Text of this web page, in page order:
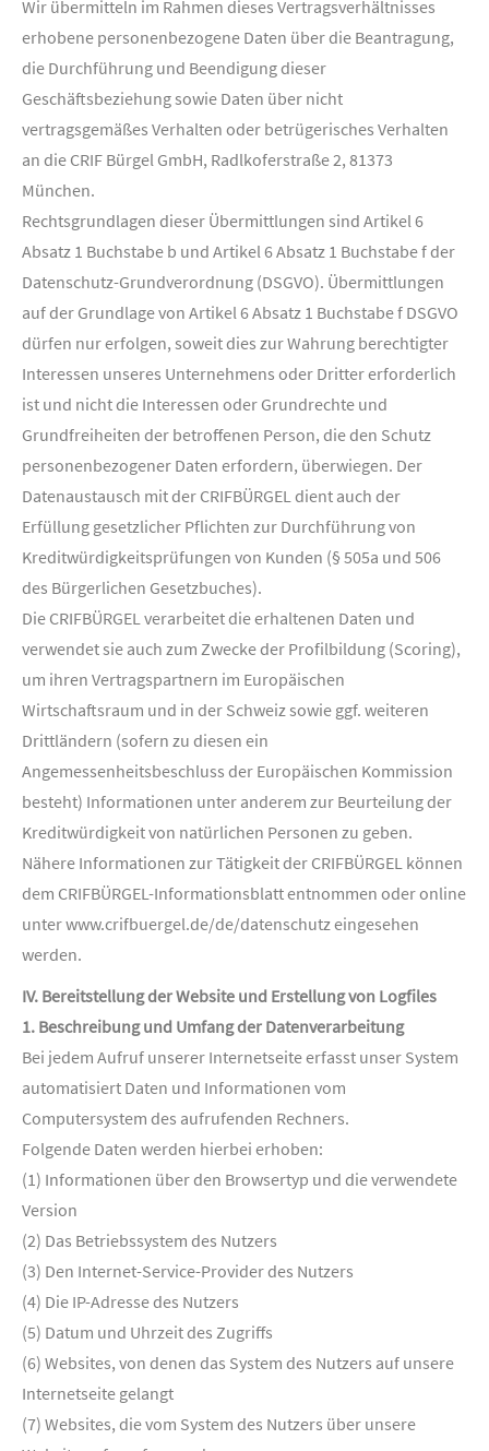
Wir übermitteln im Rahmen dieses Vertragsverhältnisses
erhobene personenbezogene Daten über die Beantragung,
die Durchführung und Beendigung dieser
Geschäftsbeziehung sowie Daten über nicht
vertragsgemäßes Verhalten oder betrügerisches Verhalten
an die CRIF Bürgel GmbH, Radlkoferstraße 2, 81373
München.
Rechtsgrundlagen dieser Übermittlungen sind Artikel 6
Absatz 1 Buchstabe b und Artikel 6 Absatz 1 Buchstabe f der
Datenschutz-Grundverordnung (DSGVO). Übermittlungen
auf der Grundlage von Artikel 6 Absatz 1 Buchstabe f DSGVO
dürfen nur erfolgen, soweit dies zur Wahrung berechtigter
Interessen unseres Unternehmens oder Dritter erforderlich
ist und nicht die Interessen oder Grundrechte und
Grundfreiheiten der betroffenen Person, die den Schutz
personenbezogener Daten erfordern, überwiegen. Der
Datenaustausch mit der CRIFBÜRGEL dient auch der
Erfüllung gesetzlicher Pflichten zur Durchführung von
Kreditwürdigkeitsprüfungen von Kunden (§ 505a und 506
des Bürgerlichen Gesetzbuches).
Die CRIFBÜRGEL verarbeitet die erhaltenen Daten und
verwendet sie auch zum Zwecke der Profilbildung (Scoring),
um ihren Vertragspartnern im Europäischen
Wirtschaftsraum und in der Schweiz sowie ggf. weiteren
Drittländern (sofern zu diesen ein
Angemessenheitsbeschluss der Europäischen Kommission
besteht) Informationen unter anderem zur Beurteilung der
Kreditwürdigkeit von natürlichen Personen zu geben.
Nähere Informationen zur Tätigkeit der CRIFBÜRGEL können
dem CRIFBÜRGEL-Informationsblatt entnommen oder online
unter www.crifbuergel.de/de/datenschutz eingesehen
werden.
IV. Bereitstellung der Website und Erstellung von Logfiles
1. Beschreibung und Umfang der Datenverarbeitung
Bei jedem Aufruf unserer Internetseite erfasst unser System
automatisiert Daten und Informationen vom
Computersystem des aufrufenden Rechners.
Folgende Daten werden hierbei erhoben:
(1) Informationen über den Browsertyp und die verwendete
Version
(2) Das Betriebssystem des Nutzers
(3) Den Internet-Service-Provider des Nutzers
(4) Die IP-Adresse des Nutzers
(5) Datum und Uhrzeit des Zugriffs
(6) Websites, von denen das System des Nutzers auf unsere
Internetseite gelangt
(7) Websites, die vom System des Nutzers über unsere